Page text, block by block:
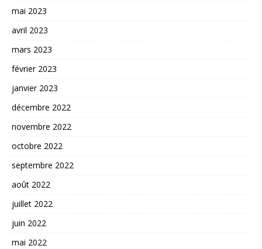
mai 2023
avril 2023
mars 2023
février 2023
janvier 2023
décembre 2022
novembre 2022
octobre 2022
septembre 2022
août 2022
juillet 2022
juin 2022
mai 2022